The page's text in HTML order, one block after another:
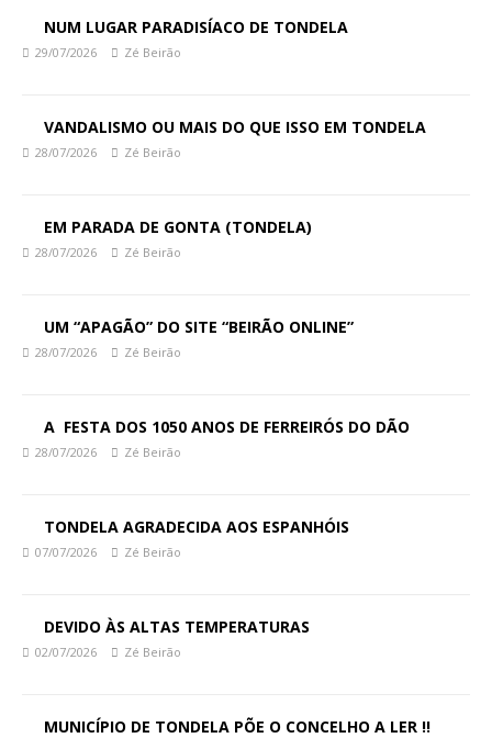
NUM LUGAR PARADISÍACO DE TONDELA
29/07/2026 Zé Beirão
VANDALISMO OU MAIS DO QUE ISSO EM TONDELA
28/07/2026 Zé Beirão
EM PARADA DE GONTA (TONDELA)
28/07/2026 Zé Beirão
UM “APAGÃO” DO SITE “BEIRÃO ONLINE”
28/07/2026 Zé Beirão
A FESTA DOS 1050 ANOS DE FERREIRÓS DO DÃO
28/07/2026 Zé Beirão
TONDELA AGRADECIDA AOS ESPANHÓIS
07/07/2026 Zé Beirão
DEVIDO ÀS ALTAS TEMPERATURAS
02/07/2026 Zé Beirão
MUNICÍPIO DE TONDELA PÕE O CONCELHO A LER !!